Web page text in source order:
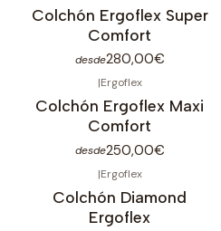
Colchón Ergoflex Super
Comfort
desde280,00€
|Ergoflex
Colchón Ergoflex Maxi
Comfort
desde250,00€
|Ergoflex
Colchón Diamond
Ergoflex